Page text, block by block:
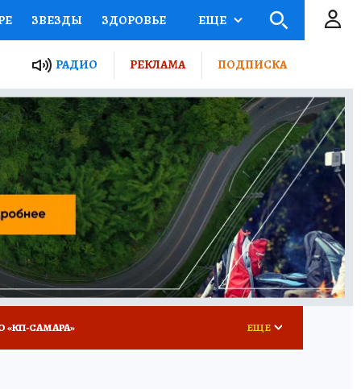
ЗВЕЗДЫ ЗДОРОВЬЕ
ПРОЕКТЫ РОССИИ
ПУТЕВОДИТЕЛЬ
ТУРИЗМ
ВСЕ О КП РАДИО КП
ЕЩЕ
РАДИО РЕКЛАМА ПОДПИСКА
«КП-САМАРА» ЕЩЕ